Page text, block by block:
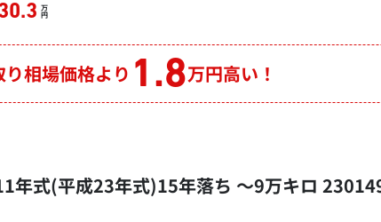
万
円
り相場価格より 1.8万円高い！
年式(平成23年式)15年落ち ～9万キロ